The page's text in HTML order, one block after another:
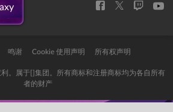
鸣谢 Cookie 使用声明 所有权声明
。属于[]集团。所有商标和注册商标均为各自所有
者的财产